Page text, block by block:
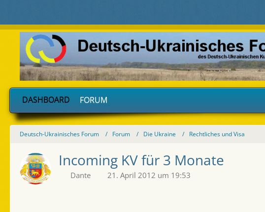
DASHBOARD FORUM
Deutsch-Ukrainisches Forum Forum Die Ukraine Rechtliches und Visa
Incoming KV für 3 Monate
Dante 21. April 2012 um 19:53